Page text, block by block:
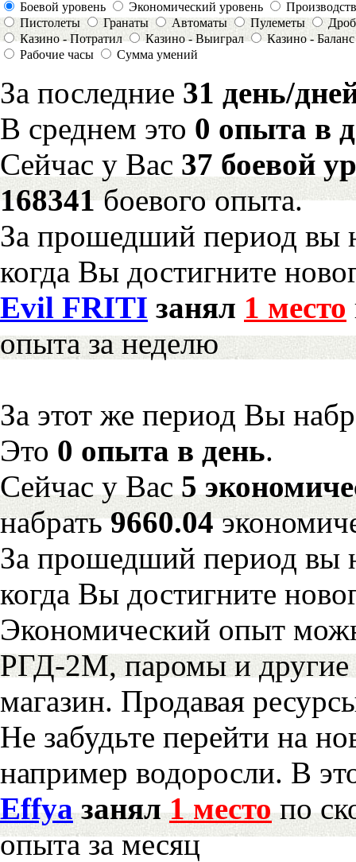
Боевой уровень
Экономический уровень
Пистолеты
Гранаты Автоматы Пулеметы
Казино - Потратил
Казино - Выиграл
Казино - Баланс
Рабочие часы
Сумма умений
За последние 31 день/
В среднем это 0 опыта в
Сейчас у Вас 37 боевой
168341боевого опыта.
За прошедший период вы
когда Вы достигните
Evil FRITI занял 1 место
опыта за неделю
За этот же период Вы
Это 0 опыта в день.
Сейчас у Вас5
набрать9660.04
За прошедший период вы
когда Вы достигните
Экономический опыт
РГД-2М, паромы и другие
магазин. Продавая
Не забудьте перейти на
например водоросли. В
Effyaзанял1 местопо
опыта за месяц